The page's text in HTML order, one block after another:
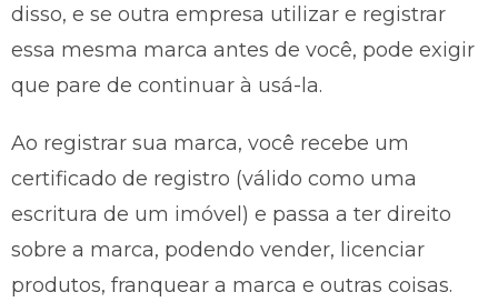
disso, e se outra empresa utilizar e registrar
essa mesma marca antes de você, pode exigir
que pare de continuar à usá-la.
Ao registrar sua marca, você recebe um
certificado de registro (válido como uma
escritura de um imóvel) e passa a ter direito
sobre a marca, podendo vender, licenciar
produtos, franquear a marca e outras coisas.